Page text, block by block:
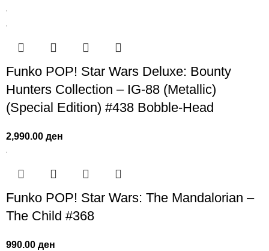
Funko POP! Star Wars Deluxe: Bounty
Hunters Collection – IG-88 (Metallic)
(Special Edition) #438 Bobble-Head
2,990.00ден
Funko POP! Star Wars: The Mandalorian –
The Child #368
990.00ден